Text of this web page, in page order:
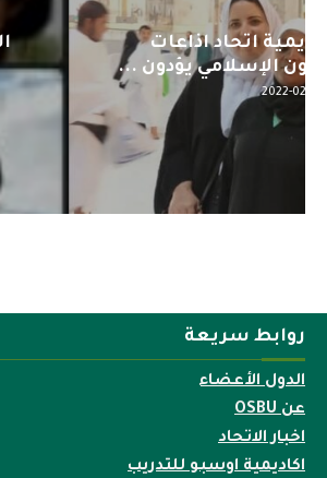
اليوم : المشاركة
لمنظمي قمة
روابط سريعة
الدول الأعضاء
عن OSBU
اخبار الاتحاد
اكاديمية اوسبو للتدريب